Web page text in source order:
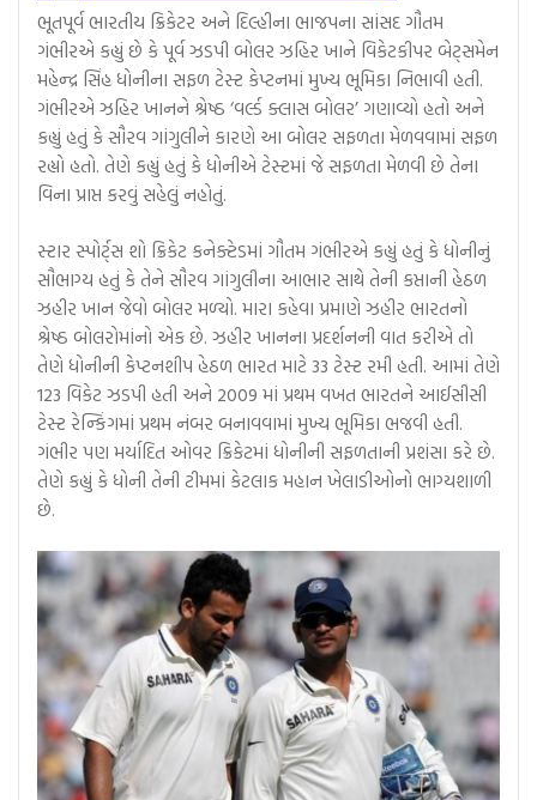
ભૂતપૂર્વ ભારતીય ક્રિકેટર અને દિલ્હીના ભાજપના સાંસદ ગૌતમ
ગંભીરએ કહ્યું છે કે પૂર્વ ઝડપી બોલર ઝહિર ખાને વિકેટકીપર બેટ્સમેન
મહેન્દ્ર સિંહ ધોનીના સફળ ટેસ્ટ કેપ્ટનમાં મુખ્ય ભૂમિકા નિભાવી હતી.
ગંભીરએ ઝહિર ખાનને શ્રેષ્ઠ ‘વર્લ્ડ ક્લાસ બોલર’ ગણાવ્યો હતો અને
કહ્યું હતું કે સૌરવ ગાંગુલીને કારણે આ બોલર સફળતા મેળવવામાં સફળ
રહ્યો હતો. તેણે કહ્યું હતું કે ધોનીએ ટેસ્ટમાં જે સફળતા મેળવી છે તેના
વિના પ્રાપ્ત કરવું સહેલું નહોતું.
સ્ટાર સ્પોર્ટ્સ શો ક્રિકેટ કનેક્ટેડમાં ગૌતમ ગંભીરએ કહ્યું હતું કે ધોનીનું
સૌભાગ્ય હતું કે તેને સૌરવ ગાંગુલીના આભાર સાથે તેની કપ્તાની હેઠળ
ઝહીર ખાન જેવો બોલર મળ્યો. મારા કહેવા પ્રમાણે ઝહીર ભારતનો
શ્રેષ્ઠ બોલરોમાંનો એક છે. ઝહીર ખાનના પ્રદર્શનની વાત કરીએ તો
તેણે ધોનીની કેપ્ટનશીપ હેઠળ ભારત માટે 33 ટેસ્ટ રમી હતી. આમાં તેણે
123 વિકેટ ઝડપી હતી અને 2009 માં પ્રથમ વખત ભારતને આઈસીસી
ટેસ્ટ રેન્કિંગમાં પ્રથમ નંબર બનાવવામાં મુખ્ય ભૂમિકા ભજવી હતી.
ગંભીર પણ મર્યાદિત ઓવર ક્રિકેટમાં ધોનીની સફળતાની પ્રશંસા કરે છે.
તેણે કહ્યું કે ધોની તેની ટીમમાં કેટલાક મહાન ખેલાડીઓનો ભાગ્યશાળી
છે.